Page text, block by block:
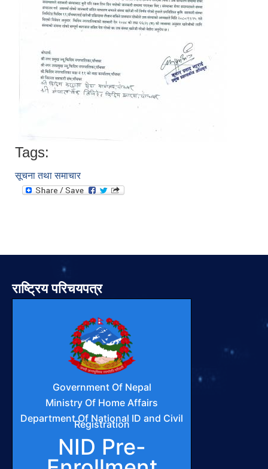
Tags:
सूचना तथा समाचार
राष्ट्रिय परिचयपत्र